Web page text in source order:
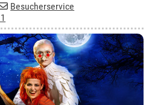
Besucherservice